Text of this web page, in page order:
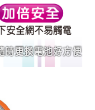
監護人之同意方可使用
損失，本公司不負相關責
帳號之用戶狀況，依本公司即
情形，本公司將視審查結果